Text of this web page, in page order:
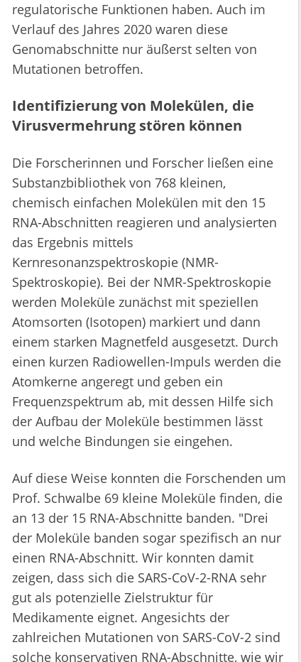
regulatorische Funktionen haben. Auch im
Verlauf des Jahres 2020 waren diese
Genomabschnitte nur äußerst selten von
Mutationen betroffen.
Identifizierung von Molekülen, die
Virusvermehrung stören können
Die Forscherinnen und Forscher ließen eine
Substanzbibliothek von 768 kleinen,
chemisch einfachen Molekülen mit den 15
RNA-Abschnitten reagieren und analysierten
das Ergebnis mittels
Kernresonanzspektroskopie (NMR-
Spektroskopie). Bei der NMR-Spektroskopie
werden Moleküle zunächst mit speziellen
Atomsorten (Isotopen) markiert und dann
einem starken Magnetfeld ausgesetzt. Durch
einen kurzen Radiowellen-Impuls werden die
Atomkerne angeregt und geben ein
Frequenzspektrum ab, mit dessen Hilfe sich
der Aufbau der Moleküle bestimmen lässt
und welche Bindungen sie eingehen.
Auf diese Weise konnten die Forschenden um
Prof. Schwalbe 69 kleine Moleküle finden, die
an 13 der 15 RNA-Abschnitte banden. "Drei
der Moleküle banden sogar spezifisch an nur
einen RNA-Abschnitt. Wir konnten damit
zeigen, dass sich die SARS-CoV-2-RNA sehr
gut als potenzielle Zielstruktur für
Medikamente eignet. Angesichts der
zahlreichen Mutationen von SARS-CoV-2 sind
solche konservativen RNA-Abschnitte, wie wir